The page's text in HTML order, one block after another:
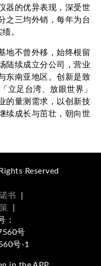
器的优异表现，深受世
之三均外销，每年为台
。
地不曾外移，始终根留
陆续成立分公司，营业
东南亚地区。创新是致
立足台湾、放眼世界」
的量测需求，以创新技
续成长与茁壮，朝向世
Reserved
书
：
号
号-1